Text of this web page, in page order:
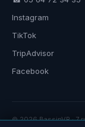
Instagram
TikTok
TripAdvisor
Facebook
© 2026 BassinVR · 7